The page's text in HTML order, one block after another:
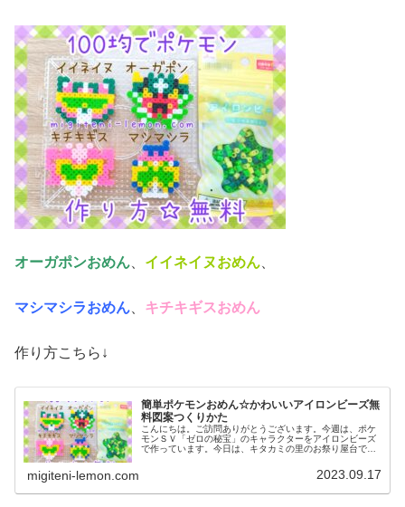
オーガポンおめん イイネイヌおめん
マシマシラおめん キチキギスおめん
作り方こちら↓
簡単ポケモンおめん☆かわいいアイロンビーズ無
料図案つくりかた
こんにちは。ご訪問ありがとうございます。今週は、ポケ
モンＳＶ「ゼロの秘宝」のキャラクターをアイロンビーズ
で作っています。今日は、キタカミの里のお祭り屋台で売
migiteni-lemon.com 2023.09.17